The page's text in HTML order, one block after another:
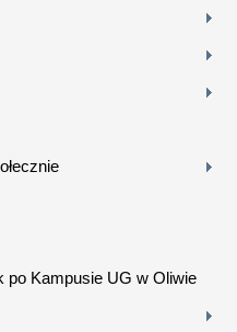
po Kampusie UG w Oliwie